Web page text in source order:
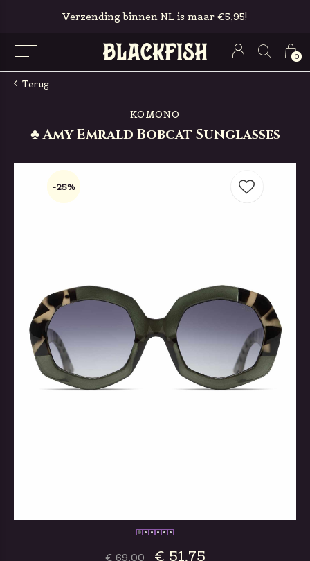
0
Verzending binnen NL is maar €5,95!
Terug
KOMONO
♣ Amy Emrald Bobcat Sunglasses
-25%
-25%
€ 69,00 € 51,75